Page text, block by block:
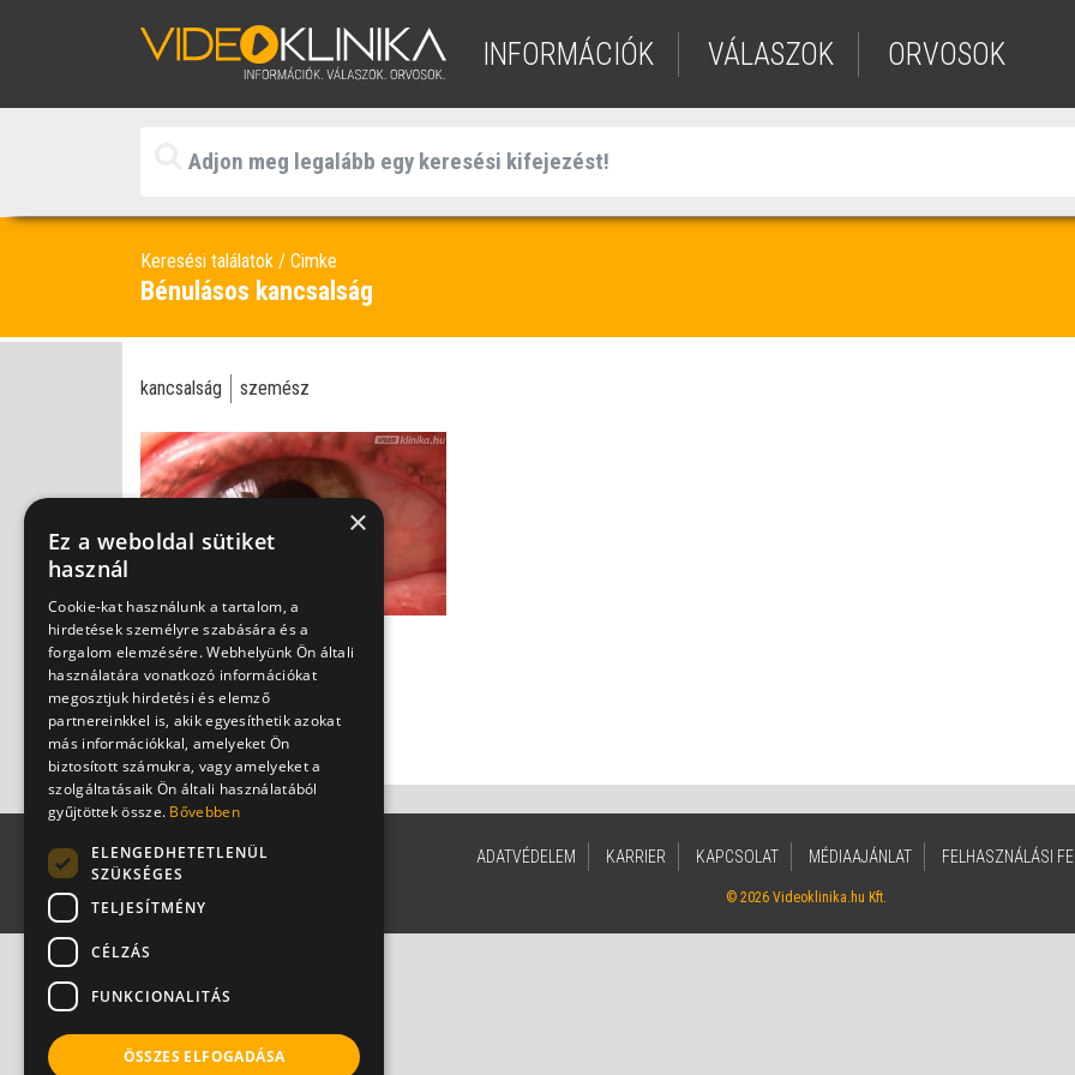
INFORMÁCIÓK VÁLASZOK ORVOSOK
Keresési találatok Cimke
Bénulásos kancsalság
kancsalság szemész
A kancsalság okai - a
távollátástól az
izombénulásig
Dr. Őri Zsolt
ADATVÉDELEM KARRIER KAPCSOLAT MÉDIAAJÁNLAT FELHASZNÁLÁSI
© 2026 Videoklinika.hu Kft.
×
Ez a weboldal sütiket
használ
Cookie-kat használunk a tartalom, a
hirdetések személyre szabására és a
forgalom elemzésére. Webhelyünk Ön általi
használatára vonatkozó információkat
megosztjuk hirdetési és elemző
partnereinkkel is, akik egyesíthetik azokat
más információkkal, amelyeket Ön
biztosított számukra, vagy amelyeket a
szolgáltatásaik Ön általi használatából
gyűjtöttek össze. Bővebben
ELENGEDHETETLENÜL
SZÜKSÉGES
TELJESÍTMÉNY
CÉLZÁS
FUNKCIONALITÁS
ÖSSZES ELFOGADÁSA